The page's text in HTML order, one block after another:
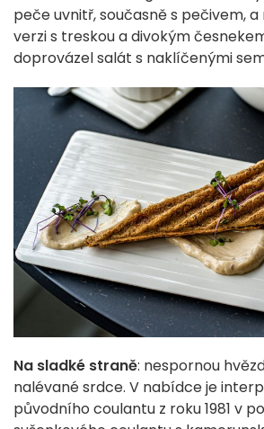
peče uvnitř, současně s pečivem,
verzi s treskou a divokým
doprovázel salát s naklíčenými
Na sladké straně: nespornou
nalévané srdce. V nabídce je
původního coulantu z roku 1981 v